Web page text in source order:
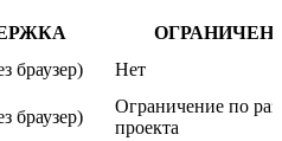
браузер) Нет
браузер)
Ограничение по
проекта